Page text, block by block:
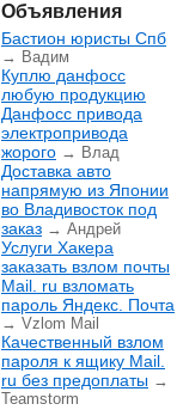
Объявления
Бастион юристы Спб
→ Вадим
Куплю данфосс
любую продукцию
Данфосс привода
электропривода
жорого → Влад
Доставка авто
напрямую из Японии
во Владивосток под
заказ → Андрей
Услуги Хакера
заказать взлом почты
Mail. ru взломать
пароль Яндекс. Почта
→ Vzlom Mail
Качественный взлом
пароля к ящику Mail.
ru без предоплаты →
Teamstorm